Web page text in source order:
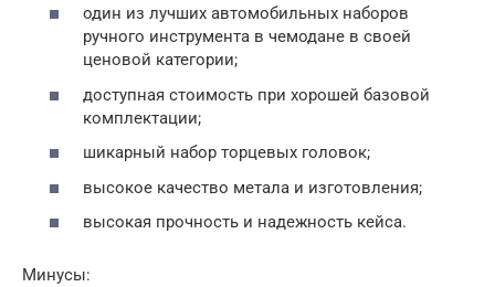
один из лучших автомобильных наборов
ручного инструмента в чемодане в своей
ценовой категории;
доступная стоимость при хорошей базовой
комплектации;
шикарный набор торцевых головок;
высокое качество метала и изготовления;
высокая прочность и надежность кейса.
Минусы: